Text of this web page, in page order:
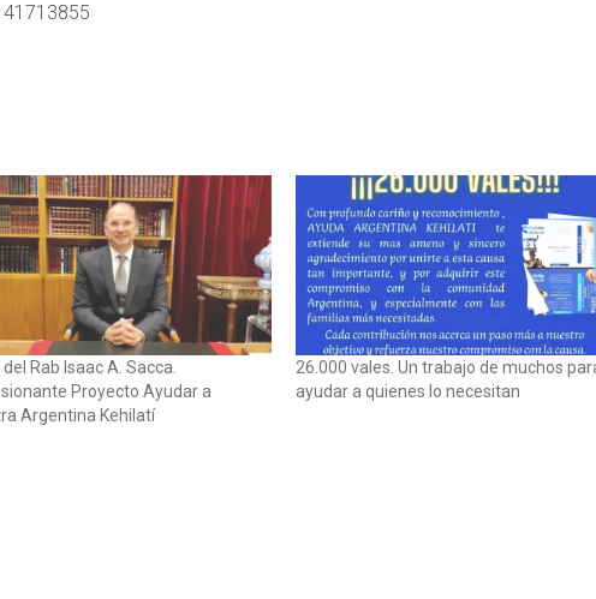
Rab Isaac A. Sacca.
Proyecto Ayudar a
Argentina Kehilatí
26.000 vales. Un trabajo de muchos
ayudar a quienes lo necesitan